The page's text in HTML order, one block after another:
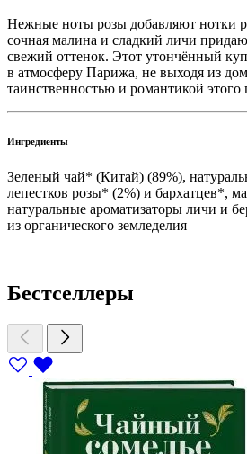
Нежные ноты розы добавляют нотки
сочная малина и сладкий личи
свежий оттенок. Этот утончённый
в атмосферу Парижа, не выходя из
таинственностью и романтикой этого
Ингредиенты
Зеленый чай* (Китай) (89%),
лепестков розы* (2%) и бархатцев*,
натуральные ароматизаторы личи и
из органического земледелия
Бестселлеры